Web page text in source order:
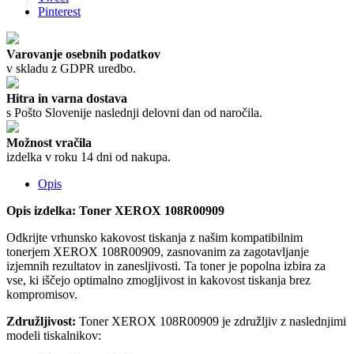
Pinterest
Varovanje osebnih podatkov
v skladu z GDPR uredbo.
Hitra in varna dostava
s Pošto Slovenije naslednji delovni dan od naročila.
Možnost vračila
izdelka v roku 14 dni od nakupa.
Opis
Opis izdelka: Toner XEROX 108R00909
Odkrijte vrhunsko kakovost tiskanja z našim kompatibilnim
tonerjem XEROX 108R00909, zasnovanim za zagotavljanje
izjemnih rezultatov in zanesljivosti. Ta toner je popolna izbira za
vse, ki iščejo optimalno zmogljivost in kakovost tiskanja brez
kompromisov.
Združljivost: Toner XEROX 108R00909 je združljiv z naslednjimi
modeli tiskalnikov: